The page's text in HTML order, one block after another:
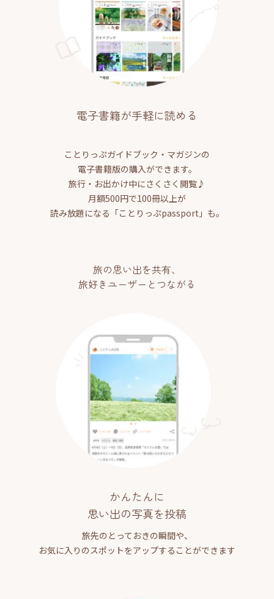
電子書籍が手軽に読める
ことりっぷガイドブック・マガジンの
電子書籍版の購入ができます。
旅行・お出かけ中にさくさく閲覧♪
月額500円で100冊以上が
読み放題になる「ことりっぷpassport」も。
旅の思い出を共有、
旅好きユーザーとつながる
かんたんに
思い出の写真を投稿
旅先のとっておきの瞬間や、
お気に入りのスポットをアップすることができます